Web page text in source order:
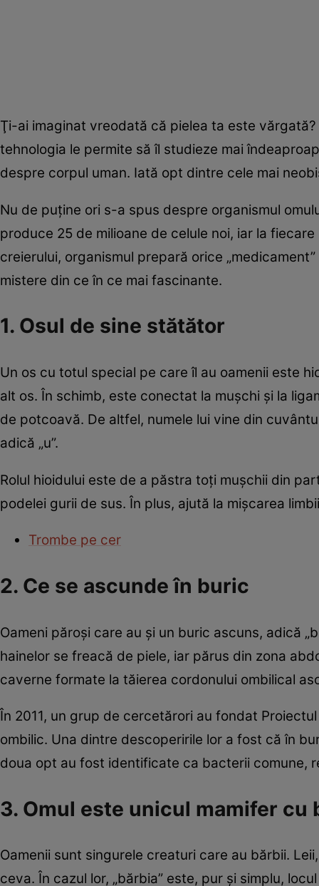
Ţi-ai imaginat vreodată că pielea ta este
tehnologia le permite să îl studieze mai
despre corpul uman. Iată opt dintre cele mai
Nu de puţine ori s-a spus despre organismul
produce 25 de milioane de celule noi, iar la
creierului, organismul prepară orice
mistere din ce în ce mai fascinante.
1. Osul de sine stătător
Un os cu totul special pe care îl au oamenii este
alt os. În schimb, este conectat la muşchi şi la
de potcoavă. De altfel, numele lui vine din
adică „u”.
Rolul hioidului este de a păstra toţi muşchii din
podelei gurii de sus. În plus, ajută la mişcarea
Trombe pe cer
2. Ce se ascunde în buric
Oameni păroşi care au şi un buric ascuns, adică
hainelor se freacă de piele, iar părus din zona
caverne formate la tăierea cordonului ombilical
În 2011, un grup de cercetărori au fondat
ombilic. Una dintre descoperirile lor a fost că în
doua opt au fost identificate ca bacterii comune,
3. Omul este unicul mamifer cu
Oamenii sunt singurele creaturi care au bărbii.
ceva. În cazul lor, „bărbia” este, pur şi simplu,